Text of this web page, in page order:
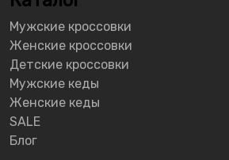
Мужские кроссовки
Женские кроссовки
Детские кроссовки
Мужские кеды
Женские кеды
SALE
Блог